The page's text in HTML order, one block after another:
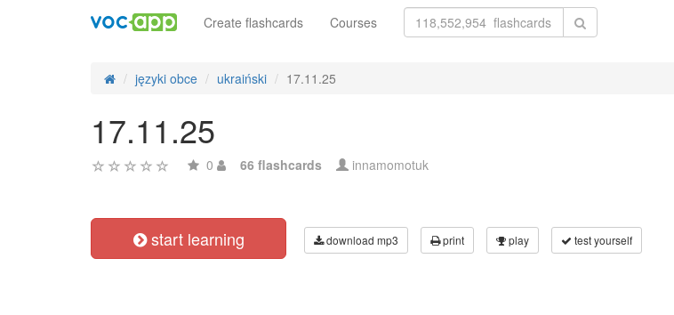
Create flashcards Courses
języki obce ukraiński 17.11.25
17.11.25
0 66 flashcards innamomotuk
start learning download mp3 print play test yourself